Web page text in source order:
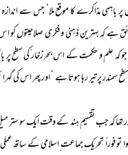
باہمی مذاکرے کا موقع ملا‘ جس سے
ہے کہ بہترین ذہنی و فکری
کہ علم و حکمت کے اس بحرزخار ّکی سطح پر
پر تیر رہا ہوتا ہے ‘ اور پھر اس کی
تھا کہ جب تقسیم ہند کے وقت ایک سو ستر
فوراً تحریک ِجماعت ِاسلامی کے ساتھ عملی